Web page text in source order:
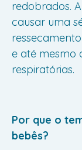
redobrados.
causar uma
e até mesmo
respiratórias.
Por que o
bebês?